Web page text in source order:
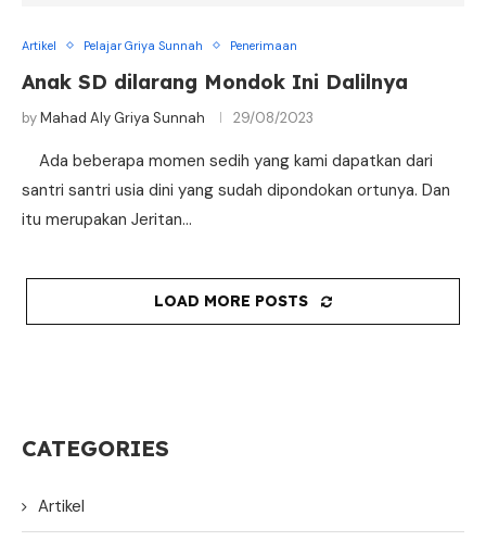
Artikel Pelajar Griya Sunnah Penerimaan
Anak SD dilarang Mondok Ini Dalilnya
byMahad Aly Griya Sunnah 29/08/2023
Ada beberapa momen sedih yang kami dapatkan dari
santri santri usia dini yang sudah dipondokan ortunya. Dan
itu merupakan Jeritan…
LOAD MORE POSTS
CATEGORIES
Artikel